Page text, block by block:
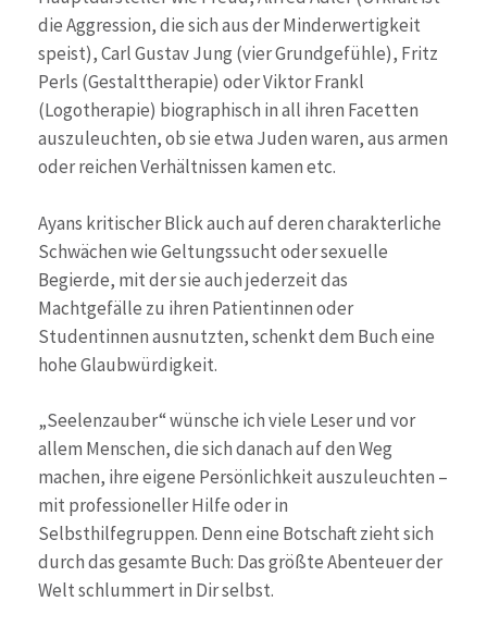
die Aggression, die sich aus der Minderwertigkeit
speist), Carl Gustav Jung (vier Grundgefühle), Fritz
Perls (Gestalttherapie) oder Viktor Frankl
(Logotherapie) biographisch in all ihren Facetten
auszuleuchten, ob sie etwa Juden waren, aus armen
oder reichen Verhältnissen kamen etc.
Ayans kritischer Blick auch auf deren charakterliche
Schwächen wie Geltungssucht oder sexuelle
Begierde, mit der sie auch jederzeit das
Machtgefälle zu ihren Patientinnen oder
Studentinnen ausnutzten, schenkt dem Buch eine
hohe Glaubwürdigkeit.
„Seelenzauber“ wünsche ich viele Leser und vor
allem Menschen, die sich danach auf den Weg
machen, ihre eigene Persönlichkeit auszuleuchten –
mit professioneller Hilfe oder in
Selbsthilfegruppen. Denn eine Botschaft zieht sich
durch das gesamte Buch: Das größte Abenteuer der
Welt schlummert in Dir selbst.